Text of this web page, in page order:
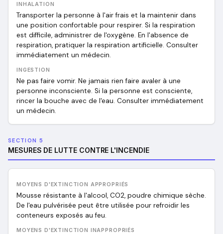
INHALATION
Transporter la personne à l'air frais et la maintenir dans
une position confortable pour respirer. Si la respiration
est difficile, administrer de l'oxygène. En l'absence de
respiration, pratiquer la respiration artificielle. Consulter
immédiatement un médecin.
INGESTION
Ne pas faire vomir. Ne jamais rien faire avaler à une
personne inconsciente. Si la personne est consciente,
rincer la bouche avec de l'eau. Consulter immédiatement
un médecin.
SECTION 5
MESURES DE LUTTE CONTRE L'INCENDIE
MOYENS D'EXTINCTION APPROPRIÉS
Mousse résistante à l'alcool, CO2, poudre chimique sèche.
De l'eau pulvérisée peut être utilisée pour refroidir les
conteneurs exposés au feu.
MOYENS D'EXTINCTION INAPPROPRIÉS